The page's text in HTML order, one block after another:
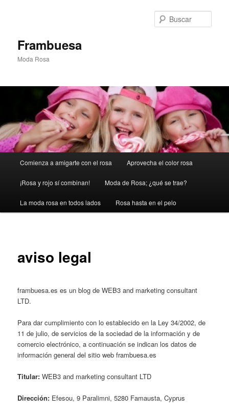
Frambuesa
Moda Rosa
principal
Comienza a amigarte con el rosa Aprovecha el color rosa
¡Rosa y rojo sí combinan! Moda de Rosa; ¿qué se trae?
La moda rosa en todos lados Rosa hasta en el pelo
aviso legal
frambuesa.es es un blog de WEB3 and marketing consultant
LTD.
Para dar cumplimiento con lo establecido en la Ley 34/2002, de
11 de julio, de servicios de la sociedad de la información y de
comercio electrónico, a continuación se indican los datos de
información general del sitio web frambuesa.es
Titular: WEB3 and marketing consultant LTD
Dirección: Efesou, 9 Paralimni, 5280 Famausta, Cyprus